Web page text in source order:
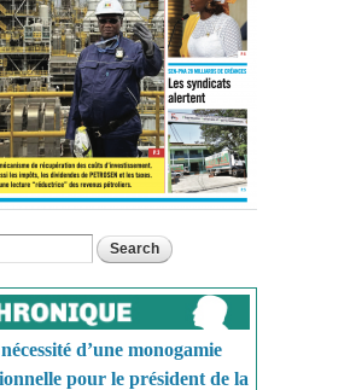
form
d’une monogamie
pour le président de la